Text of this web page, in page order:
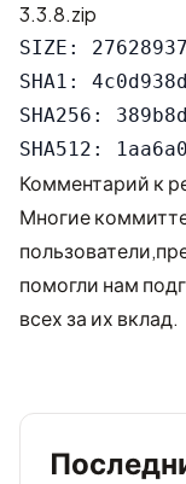
3.3.8.zip
SIZE: 27628937
SHA1:
SHA256:
Комментарий к
Многие
помогли нам
всех за их вклад.